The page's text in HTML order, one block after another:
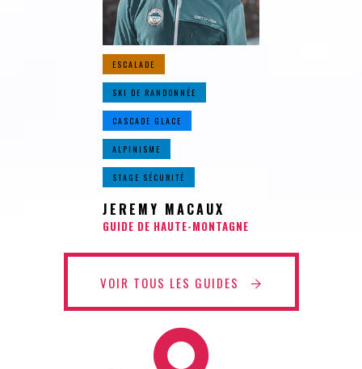
ESCALADE
SKI DE RANDONNÉE
CASCADE GLACE
ALPINISME
STAGE SÉCURITÉ
JEREMY MACAUX
GUIDE DE HAUTE-MONTAGNE
VOIR TOUS LES GUIDES